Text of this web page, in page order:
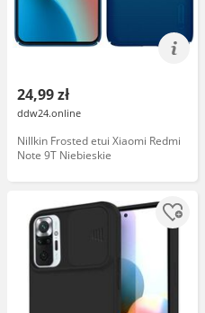
24,99 zł
ddw24.online
Nillkin Frosted etui Xiaomi Redmi
Note 9T Niebieskie